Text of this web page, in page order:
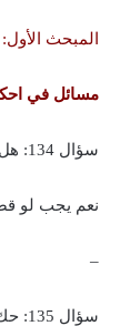
المبحث الأول:
مسائل في
سؤال 134: هل يجب مراعاة قواعد العربية في الاذكار المستحبة في الصلاة، كالاذكار الواجبة؟
نعم يجب لو
–
سؤال 135: حك الرأس، والعبث باللحية، وادخال اليد في الجيب لإخراج شيء، وأمثال ذلك، أثناء القراءة في الصلاة، هل ينافى الاستقرار؟